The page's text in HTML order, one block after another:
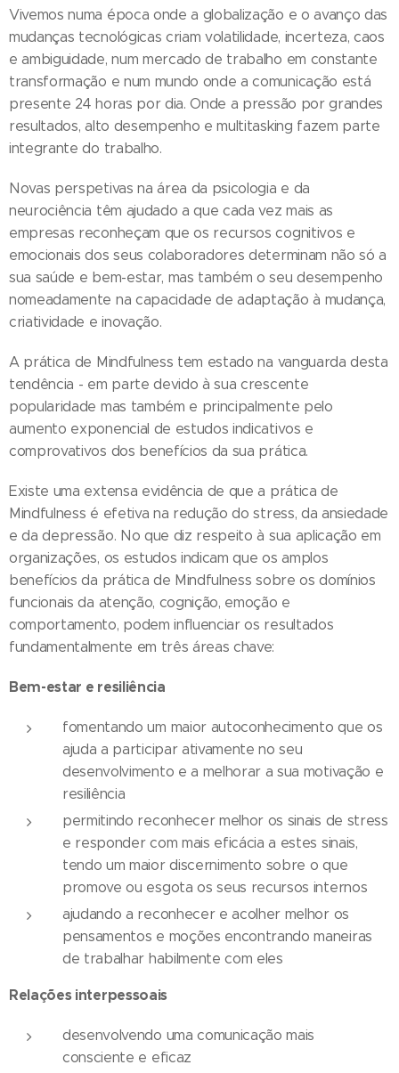
Vivemos numa época onde a globalização e o avanço das
mudanças tecnológicas criam volatilidade, incerteza, caos
e ambiguidade, num mercado de trabalho em constante
transformação e num mundo onde a comunicação está
presente 24 horas por dia. Onde a pressão por grandes
resultados, alto desempenho e multitasking fazem parte
integrante do trabalho.
Novas perspetivas na área da psicologia e da
neurociência têm ajudado a que cada vez mais as
empresas reconheçam que os recursos cognitivos e
emocionais dos seus colaboradores determinam não só a
sua saúde e bem-estar, mas também o seu desempenho
nomeadamente na capacidade de adaptação à mudança,
criatividade e inovação.
A prática de Mindfulness tem estado na vanguarda desta
tendência - em parte devido à sua crescente
popularidade mas também e principalmente pelo
aumento exponencial de estudos indicativos e
comprovativos dos benefícios da sua prática.
Existe uma extensa evidência de que a prática de
Mindfulness é efetiva na redução do stress, da ansiedade
e da depressão. No que diz respeito à sua aplicação em
organizações, os estudos indicam que os amplos
benefícios da prática de Mindfulness sobre os domínios
funcionais da atenção, cognição, emoção e
comportamento, podem influenciar os resultados
fundamentalmente em três áreas chave:
Bem-estar e resiliência
fomentando um maior autoconhecimento que os
ajuda a participar ativamente no seu
desenvolvimento e a melhorar a sua motivação e
resiliência
permitindo reconhecer melhor os sinais de stress
e responder com mais eficácia a estes sinais,
tendo um maior discernimento sobre o que
promove ou esgota os seus recursos internos
ajudando a reconhecer e acolher melhor os
pensamentos e moções encontrando maneiras
de trabalhar habilmente com eles
Relações interpessoais
desenvolvendo uma comunicação mais
consciente e eficaz